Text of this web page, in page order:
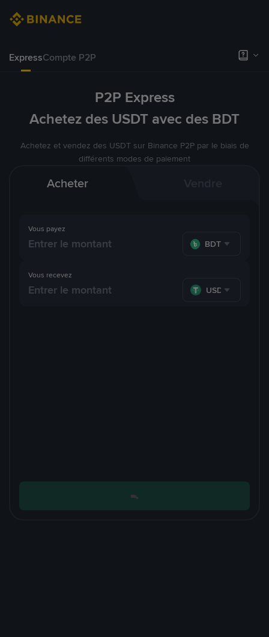
ExpressCompte P2P
P2P Express
Achetez des USDT avec des BDT
Achetez et vendez des USDT sur Binance P2P par le biais de
différents modes de paiement
Acheter
Vous payez
BDT
Vous recevez
USDT